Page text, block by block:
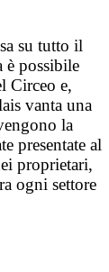
su tutto il
è possibile
Circeo e,
vanta una
la
presentate al
proprietari,
ogni settore